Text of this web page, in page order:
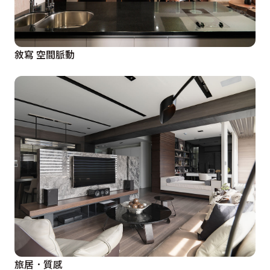
敘寫 空間脈動
旅居．質感